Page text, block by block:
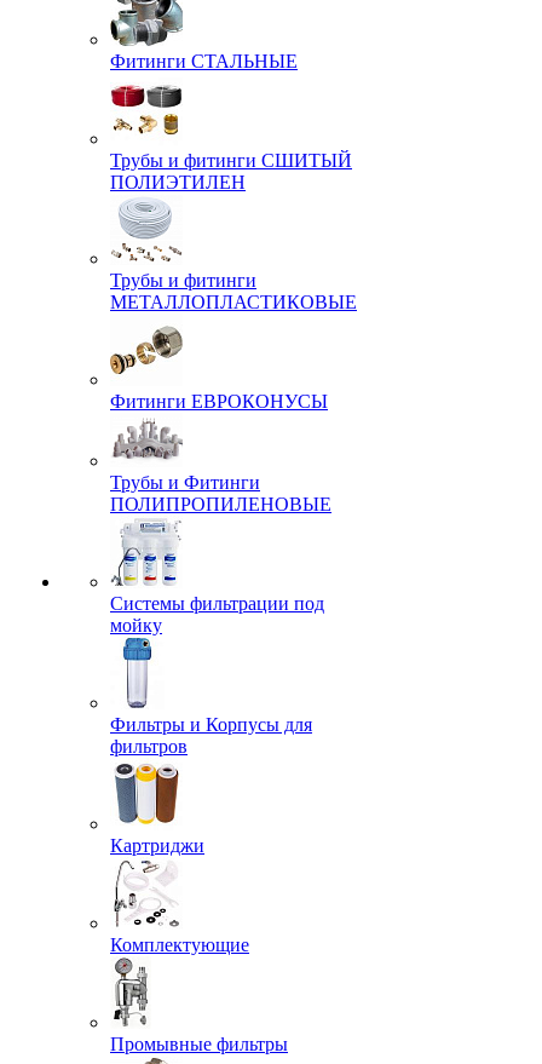
Фитинги СТАЛЬНЫЕ
Трубы и фитинги СШИТЫЙ
ПОЛИЭТИЛЕН
Трубы и фитинги
МЕТАЛЛОПЛАСТИКОВЫЕ
Фитинги ЕВРОКОНУСЫ
Трубы и Фитинги
ПОЛИПРОПИЛЕНОВЫЕ
Системы фильтрации под
мойку
Фильтры и Корпусы для
фильтров
Картриджи
Комплектующие
Промывные фильтры